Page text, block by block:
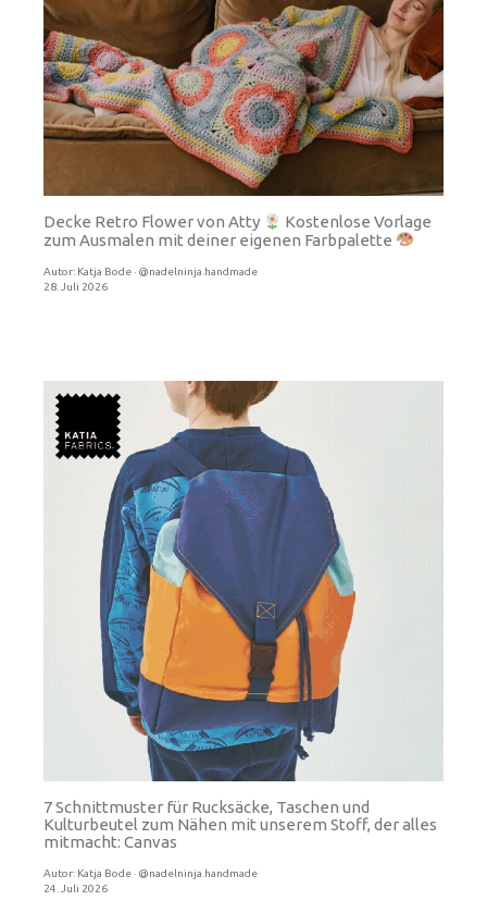
Decke Retro Flower von Atty
Kostenlose Vorlage
zum Ausmalen mit deiner eigenen Farbpalette
Autor: Katja Bode · @nadelninja.handmade
28. Juli 2026
7 Schnittmuster für Rucksäcke, Taschen und
Kulturbeutel zum Nähen mit unserem Stoff, der alles
mitmacht: Canvas
Autor: Katja Bode · @nadelninja.handmade
24. Juli 2026